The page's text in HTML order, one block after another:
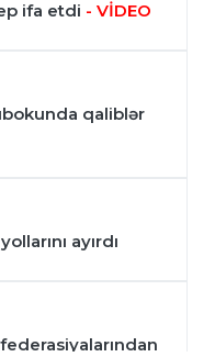
ifa etdi - VİDEO
qaliblər
ayırdı